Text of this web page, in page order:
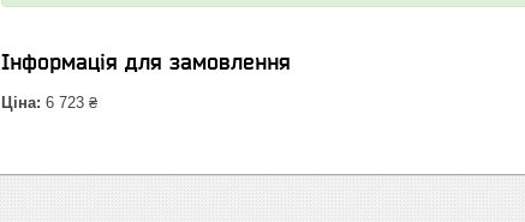
Інформація для замовлення
Ціна: 6 723 ₴